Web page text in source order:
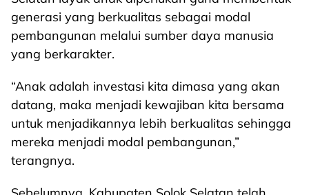
generasi yang berkualitas sebagai modal
pembangunan melalui sumber daya manusia
yang berkarakter.
“Anak adalah investasi kita dimasa yang akan
datang, maka menjadi kewajiban kita bersama
untuk menjadikannya lebih berkualitas sehingga
mereka menjadi modal pembangunan,”
terangnya.